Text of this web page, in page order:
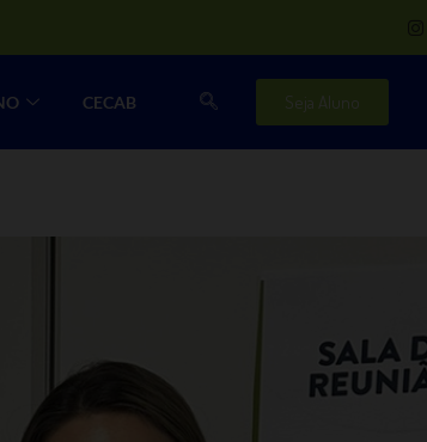
CECAB Seja Aluno